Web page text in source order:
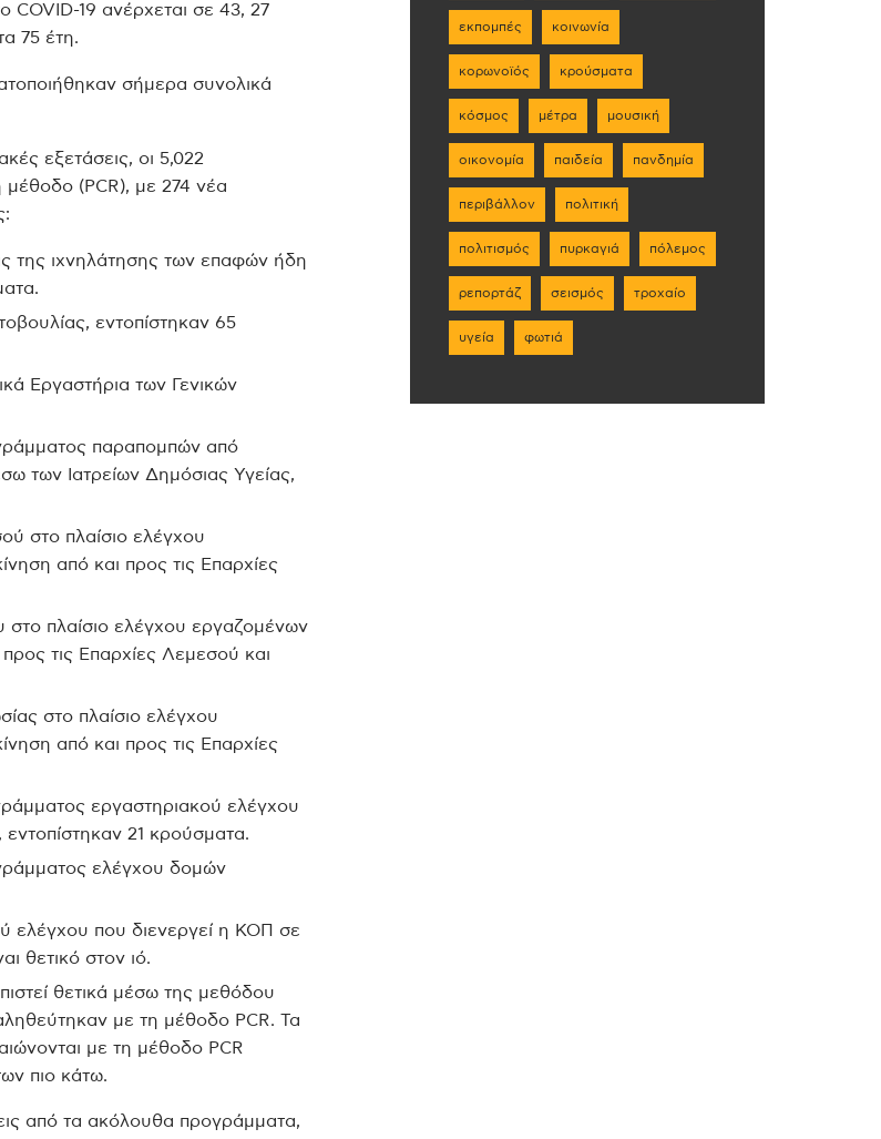
COVID-19 ανέρχεται σε 43, 27
75 έτη.
σήμερα συνολικά
εξετάσεις, οι 5,022
μέθοδο (PCR), με 274 νέα
της ιχνηλάτησης των επαφών ήδη
εντοπίστηκαν 65
Εργαστήρια των Γενικών
παραπομπών από
των Ιατρείων Δημόσιας Υγείας,
στο πλαίσιο ελέγχου
από και προς τις Επαρχίες
πλαίσιο ελέγχου εργαζομένων
προς τις Επαρχίες Λεμεσού και
στο πλαίσιο ελέγχου
από και προς τις Επαρχίες
εργαστηριακού ελέγχου
εντοπίστηκαν 21 κρούσματα.
ελέγχου δομών
ελέγχου που διενεργεί η ΚΟΠ σε
θετικό στον ιό.
θετικά μέσω της μεθόδου
με τη μέθοδο PCR. Τα
με τη μέθοδο PCR
πιο κάτω.
από τα ακόλουθα προγράμματα,
εκπομπές κοινωνία
κορωνοϊός κρούσματα
κόσμος μέτρα μουσική
οικονομία παιδεία πανδημία
περιβάλλον πολιτική
πολιτισμός πυρκαγιά πόλεμος
ρεπορτάζ σεισμός τροχαίο
υγεία φωτιά